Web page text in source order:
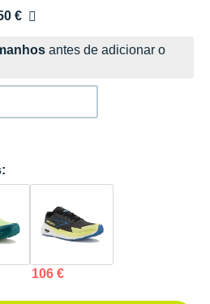
€
antes de adicionar o
106 €